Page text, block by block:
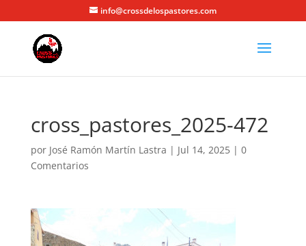
info@crossdelospastores.com
cross_pastores_2025-472
por José Ramón Martín Lastra | Jul 14, 2025| 0
Comentarios